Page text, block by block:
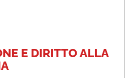
E DIRITTO ALLA